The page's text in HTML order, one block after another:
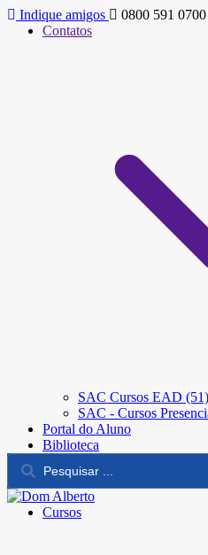
Indique amigos
0800 591 0700
Contatos
SAC Cursos EAD
SAC - Cursos
Portal do Aluno
Biblioteca
Cursos